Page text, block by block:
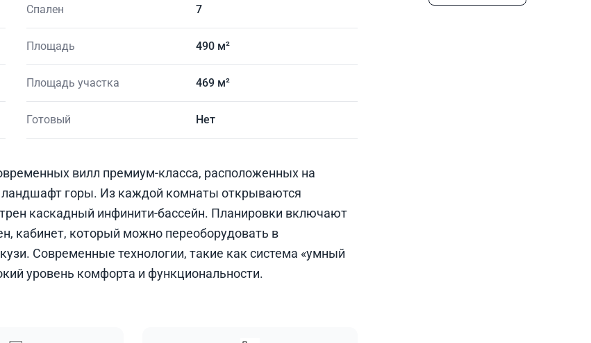
Спален 7
Площадь 490 м²
Площадь участка 469 м²
Готовый Нет
вилл премиум-класса, расположенных на
ландшафт горы. Из каждой комнаты открываются
каскадный инфинити-бассейн. Планировки включают
кабинет, который можно переоборудовать в
Современные технологии, такие как система «умный
уровень комфорта и функциональности.